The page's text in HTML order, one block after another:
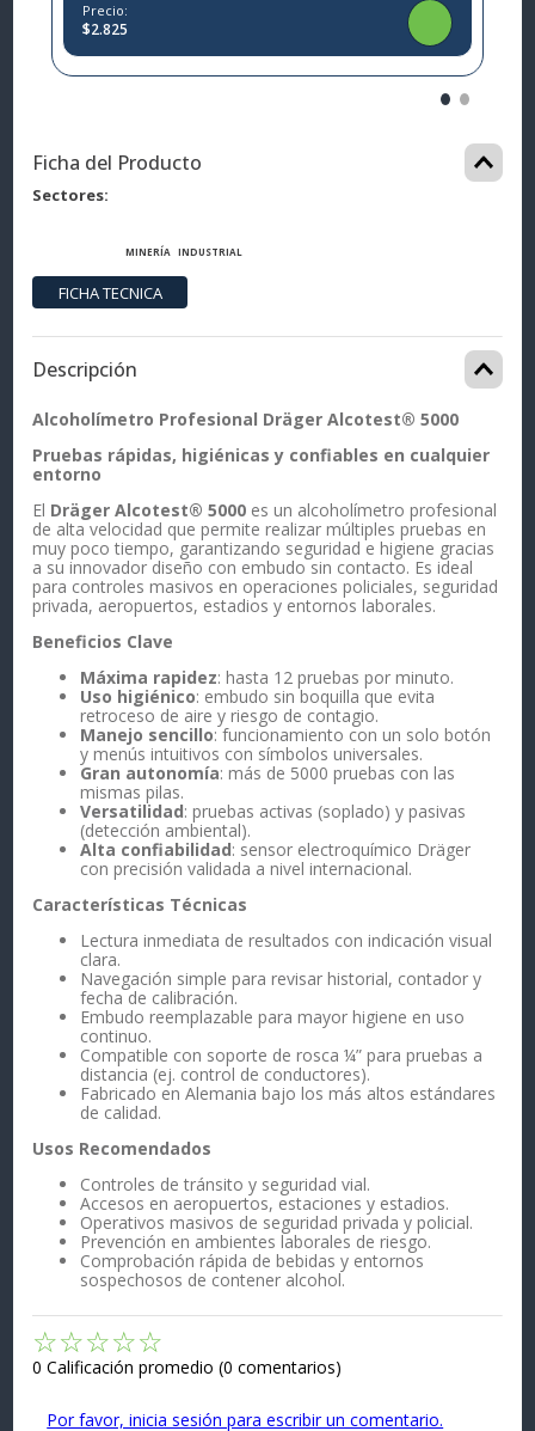
Precio:
$2.825
Ficha del Producto
Sectores
MINERÍA INDUSTRIAL
Descripción
Alcoholímetro Profesional Dräger Alcotest® 5000
Pruebas rápidas, higiénicas y confiables en cualquier
entorno
El Dräger Alcotest® 5000 es un alcoholímetro profesional
de alta velocidad que permite realizar múltiples pruebas en
muy poco tiempo, garantizando seguridad e higiene gracias
a su innovador diseño con embudo sin contacto. Es ideal
para controles masivos en operaciones policiales, seguridad
privada, aeropuertos, estadios y entornos laborales.
Beneficios Clave
Máxima rapidez: hasta 12 pruebas por minuto.
Uso higiénico: embudo sin boquilla que evita
retroceso de aire y riesgo de contagio.
Manejo sencillo: funcionamiento con un solo botón
y menús intuitivos con símbolos universales.
Gran autonomía: más de 5000 pruebas con las
mismas pilas.
Versatilidad: pruebas activas (soplado) y pasivas
(detección ambiental).
Alta confiabilidad: sensor electroquímico Dräger
con precisión validada a nivel internacional.
Características Técnicas
Lectura inmediata de resultados con indicación visual
clara.
Navegación simple para revisar historial, contador y
fecha de calibración.
Embudo reemplazable para mayor higiene en uso
continuo.
Compatible con soporte de rosca ¼” para pruebas a
distancia (ej. control de conductores).
Fabricado en Alemania bajo los más altos estándares
de calidad.
Usos Recomendados
Controles de tránsito y seguridad vial.
Accesos en aeropuertos, estaciones y estadios.
Operativos masivos de seguridad privada y policial.
Prevención en ambientes laborales de riesgo.
Comprobación rápida de bebidas y entornos
sospechosos de contener alcohol.
☆☆☆☆☆
0 Calificación promedio (0 comentarios)
Por favor, inicia sesión para escribir un comentario.